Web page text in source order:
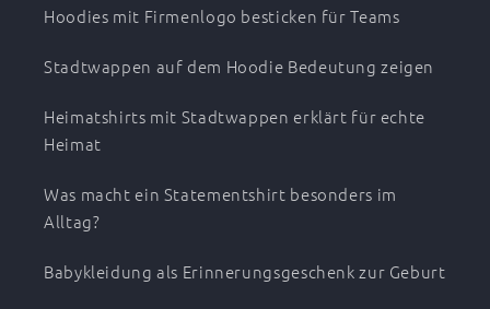
Hoodies mit Firmenlogo besticken für Teams
Stadtwappen auf dem Hoodie Bedeutung zeigen
Heimatshirts mit Stadtwappen erklärt für echte
Heimat
Was macht ein Statementshirt besonders im
Alltag?
Babykleidung als Erinnerungsgeschenk zur Geburt